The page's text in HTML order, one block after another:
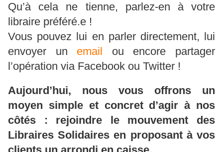
Qu’à cela ne tienne, parlez-en à votre
libraire préféré.e !
Vous pouvez lui en parler directement, lui
envoyer un email ou encore partager
l’opération via Facebook ou Twitter !
Aujourd’hui, nous vous offrons un
moyen simple et concret d’agir à nos
côtés : rejoindre le mouvement des
Libraires Solidaires en proposant à vos